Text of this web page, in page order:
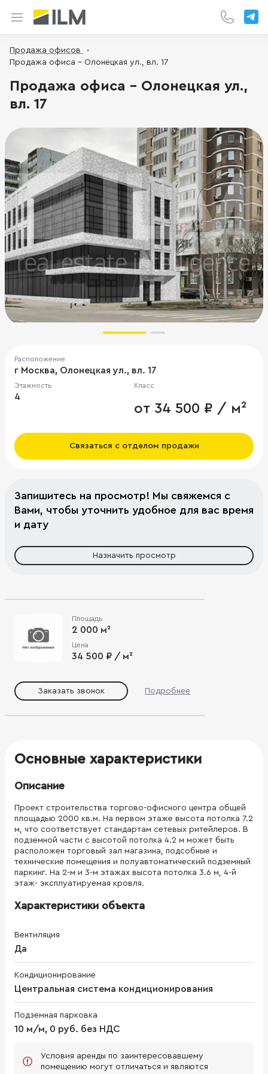
Продажа офисов
Продажа офиса - Олонецкая ул., вл. 17
Продажа офиса - Олонецкая ул.,
вл. 17
Расположение
г Москва, Олонецкая ул., вл. 17
Этажность
4
Класс
от 34 500 ₽ / м²
Связаться с отделом продажи
Запишитесь на просмотр! Мы свяжемся с
Вами, чтобы уточнить удобное для вас время
и дату
Назначить просмотр
Площадь
2 000 м²
Цена
34 500 ₽ / м²
Заказать звонок Подробнее
Основные характеристики
Описание
Проект строительства торгово-офисного центра общей
площадью 2000 кв.м. На первом этаже высота потолка 7.2
м, что соответствует стандартам сетевых ритейлеров. В
подземной части с высотой потолка 4.2 м может быть
расположен торговый зал магазина, подсобные и
технические помещения и полуавтоматический подземный
паркинг. На 2-м и 3-м этажах высота потолка 3.6 м, 4-й
этаж- эксплуатируемая кровля.
Характеристики объекта
Вентиляция
Да
Кондиционирование
Центральная система кондиционирования
Подземная парковка
10 м/м, 0 руб. без НДС
Условия аренды по заинтересовавшему
помещению могут отличаться и являются